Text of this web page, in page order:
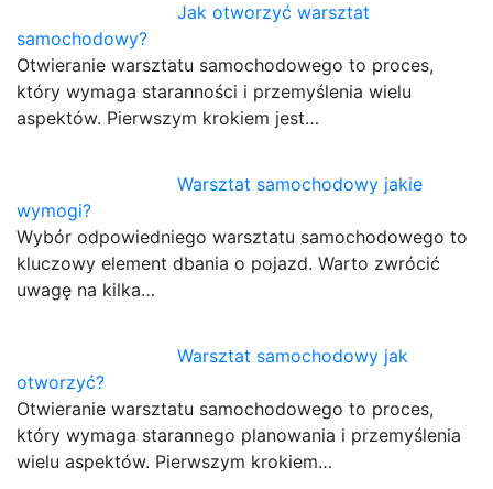
Jak otworzyć warsztat
samochodowy?
Otwieranie warsztatu samochodowego to proces,
który wymaga staranności i przemyślenia wielu
aspektów. Pierwszym krokiem jest…
Warsztat samochodowy jakie
wymogi?
Wybór odpowiedniego warsztatu samochodowego to
kluczowy element dbania o pojazd. Warto zwrócić
uwagę na kilka…
Warsztat samochodowy jak
otworzyć?
Otwieranie warsztatu samochodowego to proces,
który wymaga starannego planowania i przemyślenia
wielu aspektów. Pierwszym krokiem…